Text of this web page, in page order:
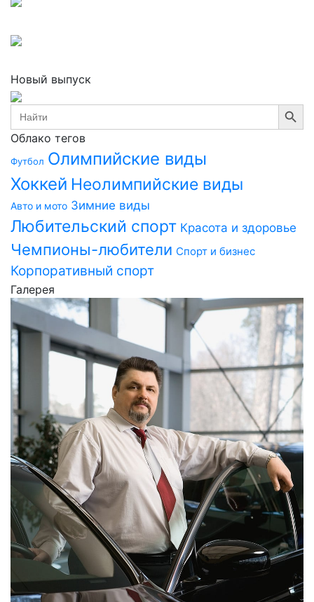
Новый выпуск
Search
for:
Search Button
Облако тегов
Футбол Олимпийские виды
Хоккей Неолимпийские виды
Авто и мото Зимние виды
Любительский спорт Красота и здоровье
Чемпионы-любители Спорт и бизнес
Корпоративный спорт
Галерея